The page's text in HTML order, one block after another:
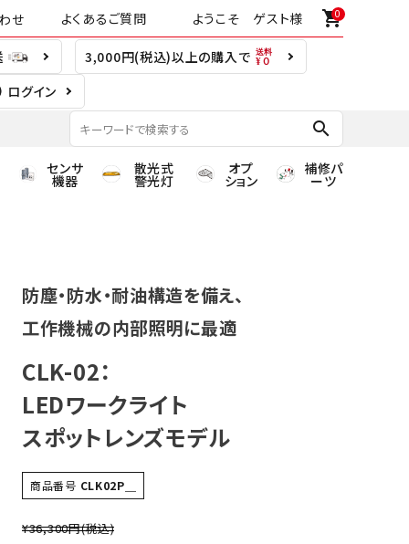
せ よくあるご質問 ようこそ ゲスト様 0
shopping_cart
3,000円(税込)以上の購入で
ログイン
search
センサ
機器
散光式
警光灯
オプ
ション
補修パ
ーツ
防塵・防水・耐油構造を備え、
工作機械の内部照明に最適
CLK-02：
LEDワークライト
スポットレンズモデル
商品番号 CLK02P＿
¥36,300円(税込)